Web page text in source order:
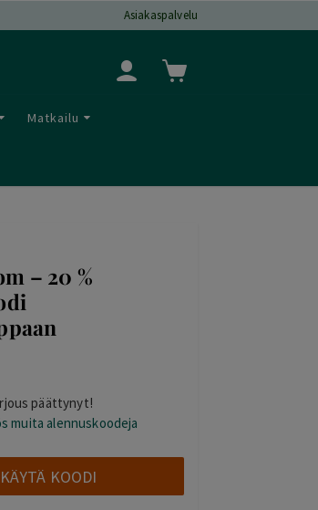
Asiakaspalvelu
Matkailu
– 20 %
päättynyt!
muita alennuskoodeja
KÄYTÄ KOODI